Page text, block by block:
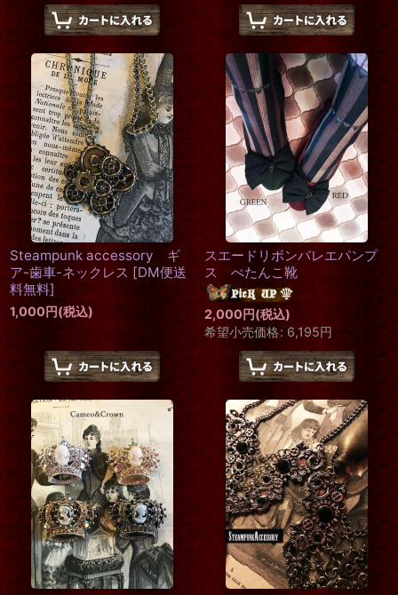
Steampunk accessory ギ
ア-歯車-ネックレス [DM便送
料無料]
1,000円(税込)
スエードリボンバレエパンプ
ス ぺたんこ靴
2,000円(税込)
希望小売価格: 6,195円